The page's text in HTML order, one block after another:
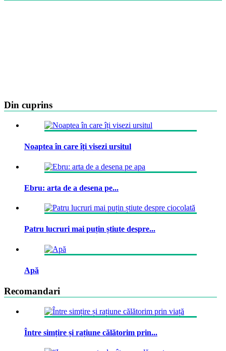
Din cuprins
Noaptea în care îți visezi ursitul
Ebru: arta de a desena pe...
Patru lucruri mai puțin știute despre...
Apă
Recomandari
Între simțire și rațiune călătorim prin...